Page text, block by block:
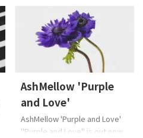
物和自然的器樂形象,以自己的
節奏編織一首歌,就好像他們在
說話一樣。電子音樂。 Music :
Mudtype ©2022 TF
CreativeWorks℗2022 TF
CreativeWorks Apple音
樂,Spotify,YouTube音
樂,Amazon音樂和其他主要音
效） Streaming Download ...
AshMellow 'Purple
and Love'
AshMellow 'Purple and Love'
"Purple and Love" is out now.